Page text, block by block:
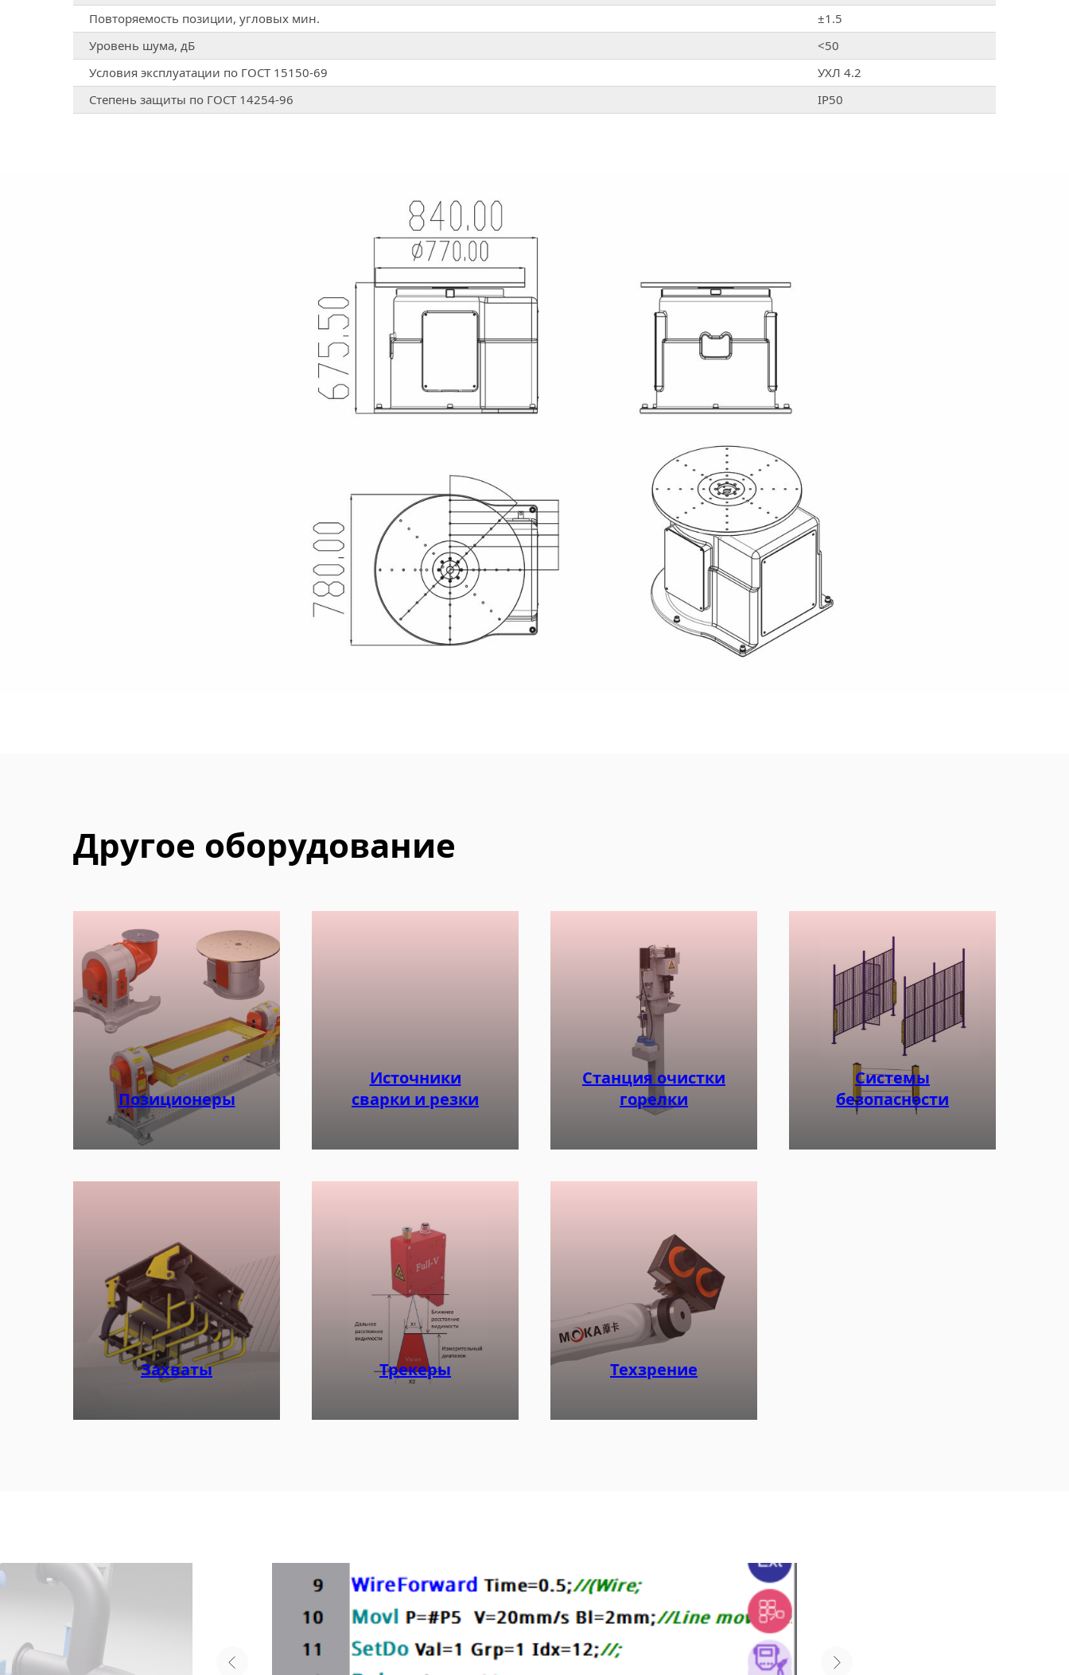
Повторяемость позиции, угловых мин.
±1.5
Уровень шума, дБ
<50
Условия эксплуатации по ГОСТ 15150-69
УХЛ 4.2
Степень защиты по ГОСТ 14254-96
IP50
Другое оборудование
Позиционеры
Источники
сварки и резки
Станция очистки
горелки
Системы
безопасности
Захваты Трекеры Техзрение